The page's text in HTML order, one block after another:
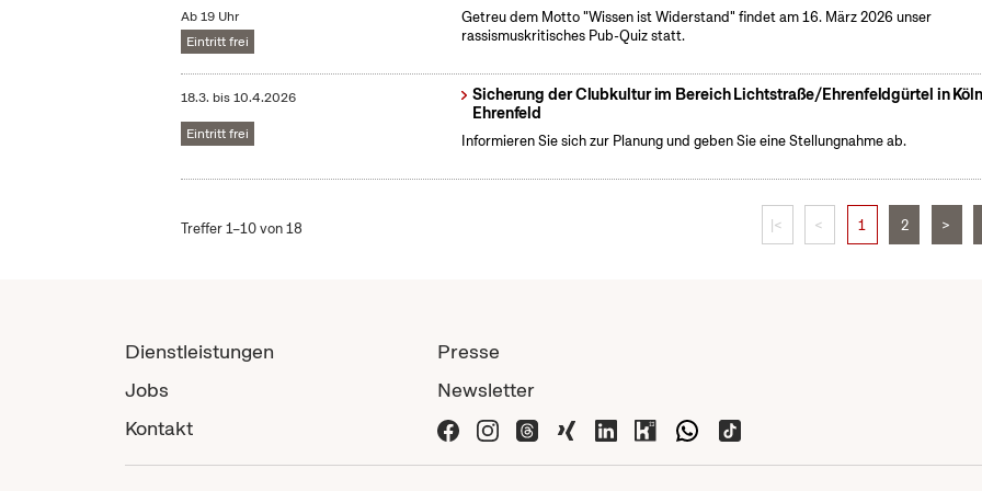
Ab 19 Uhr
Eintritt frei
Getreu dem Motto "Wissen ist Widerstand" findet am 16. März 2026 unser
rassismuskritisches Pub-Quiz statt.
18.3. bis10.4.2026
Eintritt frei
Sicherung der Clubkultur im Bereich Lichtstraße/Ehrenfeldgürtel in
Ehrenfeld
Informieren Sie sich zur Planung und geben Sie eine Stellungnahme ab.
Treffer 1–10 von 18 |< < 1 2 >
Dienstleistungen
Jobs
Kontakt
Presse
Newsletter